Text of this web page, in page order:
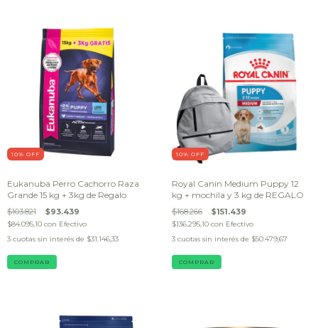
10% OFF
Eukanuba Perro Cachorro Raza
Grande 15 kg + 3kg de Regalo
$103.821 $93.439
$84.095,10 con Efectivo
3 cuotas sin interés de $31.146,33
10% OFF
Royal Canin Medium Puppy 12
kg + mochila y 3 kg de REGALO
$168.266 $151.439
$136.295,10 con Efectivo
3 cuotas sin interés de $50.479,67